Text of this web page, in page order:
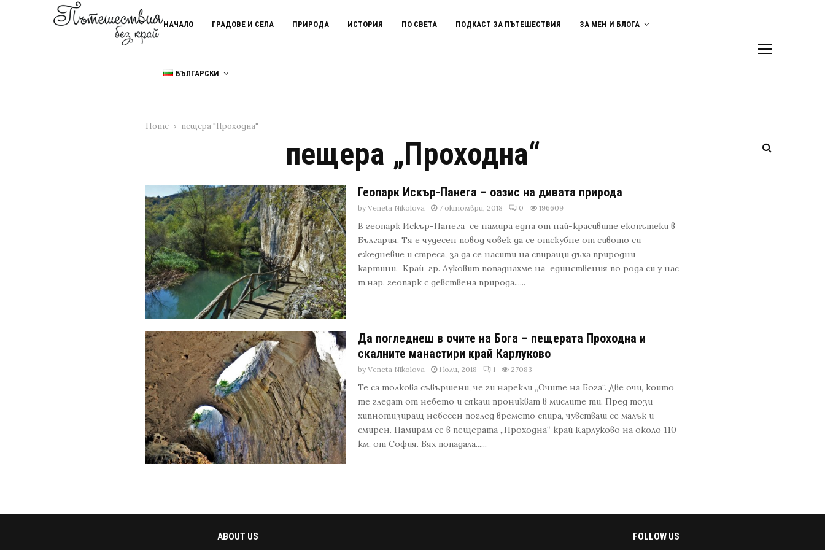
НАЧАЛО ГРАДОВЕ И СЕЛА ПРИРОДА ИСТОРИЯ ПО СВЕТА ПОДКАСТ ЗА ПЪТЕШЕСТВИЯ ЗА МЕН И БЛОГА
БЪЛГАРСКИ
Home пещера "Проходна"
пещера „Проходна“
Геопарк Искър-Панега – оазис на дивата природа
byVeneta Nikolova 7 октомври, 2018 0 196609
В геопарк Искър-Панега се намира една от най-красивите екопътеки в
България. Тя е чудесен повод човек да се отскубне от сивото си
ежедневие и стреса, за да се насити на спиращи дъха природни
картини. Край гр. Луковит попаднахме на единствения по рода си у нас
т.нар. геопарк с девствена природа......
Да погледнеш в очите на Бога – пещерата Проходна и
скалните манастири край Карлуково
byVeneta Nikolova 1 юли, 2018 1 27083
Те са толкова съвършени, че ги нарекли „Очите на Бога“. Две очи, които
те гледат от небето и сякаш проникват в мислите ти. Пред този
хипнотизиращ небесен поглед времето спира, чувстваш се малък и
смирен. Намирам се в пещерата „Проходна“ край Карлуково на около 110
км. от София. Бях попадала......
ABOUT US FOLLOW US